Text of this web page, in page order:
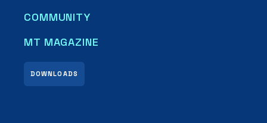
COMMUNITY
DOWNLOADS
MT MAGAZINE